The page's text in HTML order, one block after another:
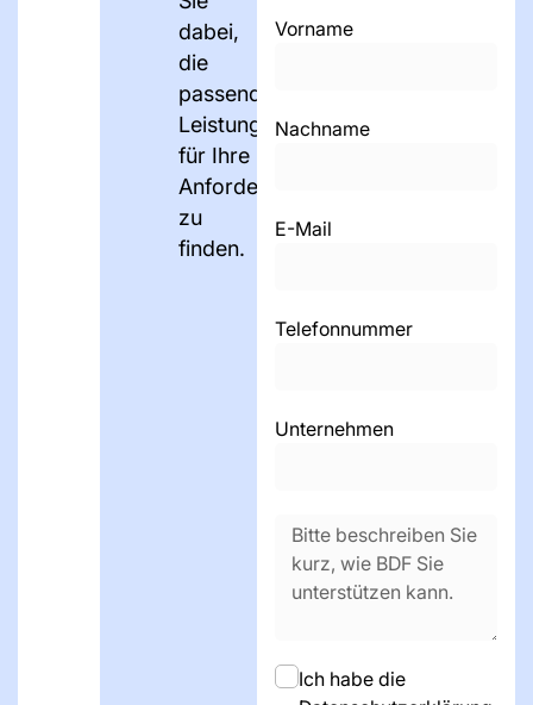
dabei,
die
passenden
Leistungen
für Ihre
Anforderungen
zu
finden.
Vorname
Nachname
E-Mail
Telefonnummer
Unternehmen
Ich habe die